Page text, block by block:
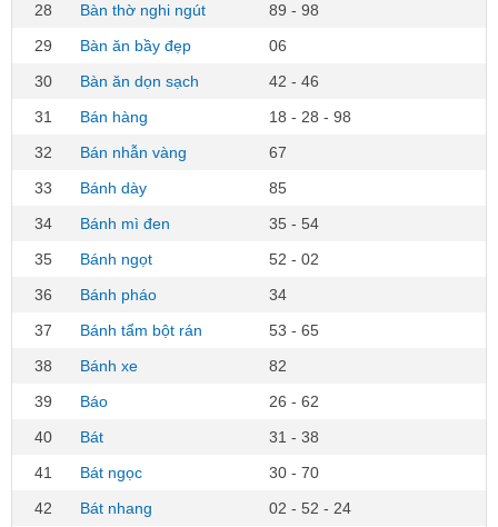
28
Bàn thờ nghi ngút
89 - 98
29
Bàn ăn bầy đẹp
06
30
Bàn ăn dọn sạch
42 - 46
31
Bán hàng
18 - 28 - 98
32
Bán nhẫn vàng
67
33
Bánh dày
85
34
Bánh mì đen
35 - 54
35
Bánh ngọt
52 - 02
36
Bánh pháo
34
37
Bánh tẩm bột rán
53 - 65
38
Bánh xe
82
39
Báo
26 - 62
40
Bát
31 - 38
41
Bát ngọc
30 - 70
42
Bát nhang
02 - 52 - 24